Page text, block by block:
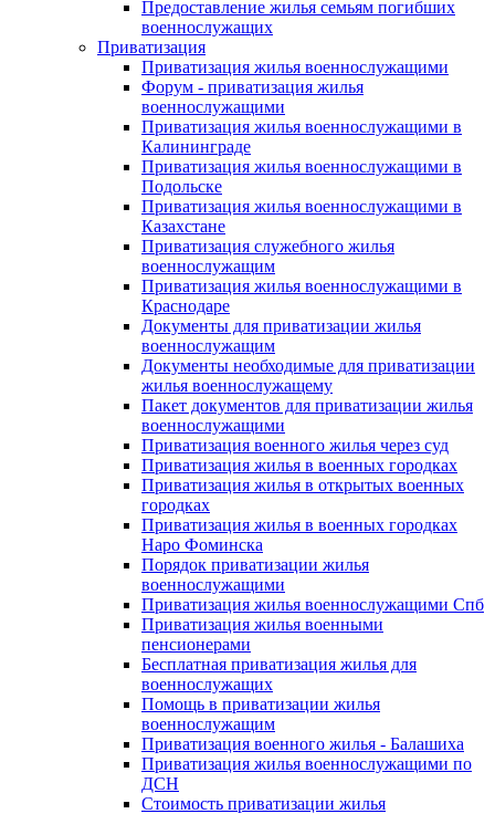
Предоставление жилья семьям погибших
военнослужащих
Приватизация
Приватизация жилья военнослужащими
Форум - приватизация жилья
военнослужащими
Приватизация жилья военнослужащими в
Калининграде
Приватизация жилья военнослужащими в
Подольске
Приватизация жилья военнослужащими в
Казахстане
Приватизация служебного жилья
военнослужащим
Приватизация жилья военнослужащими в
Краснодаре
Документы для приватизации жилья
военнослужащим
Документы необходимые для приватизации
жилья военнослужащему
Пакет документов для приватизации жилья
военнослужащими
Приватизация военного жилья через суд
Приватизация жилья в военных городках
Приватизация жилья в открытых военных
городках
Приватизация жилья в военных городках
Наро Фоминска
Порядок приватизации жилья
военнослужащими
Приватизация жилья военнослужащими Спб
Приватизация жилья военными
пенсионерами
Бесплатная приватизация жилья для
военнослужащих
Помощь в приватизации жилья
военнослужащим
Приватизация военного жилья - Балашиха
Приватизация жилья военнослужащими по
ДСН
Стоимость приватизации жилья